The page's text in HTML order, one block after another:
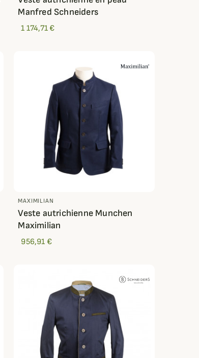
Manfred Schneiders
1 174,71 €
MAXIMILIAN
Veste autrichienne Munchen
Maximilian
956,91 €